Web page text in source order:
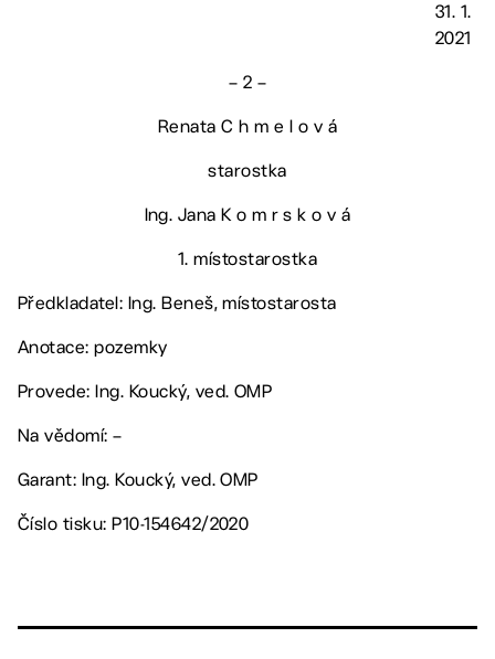
31. 1.
2021
– 2 –
Renata C h m e l o v á
starostka
Ing. Jana K o m r s k o v á
1. místostarostka
Předkladatel: Ing. Beneš, místostarosta
Anotace: pozemky
Provede: Ing. Koucký, ved. OMP
Na vědomí: –
Garant: Ing. Koucký, ved. OMP
Číslo tisku: P10-154642/2020